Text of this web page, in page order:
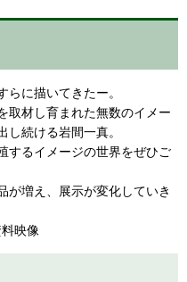
に描いてきたー。
取材し育まれた無数のイメー
続ける岩間一真。
するイメージの世界をぜひご
増え、展示が変化していき
料映像